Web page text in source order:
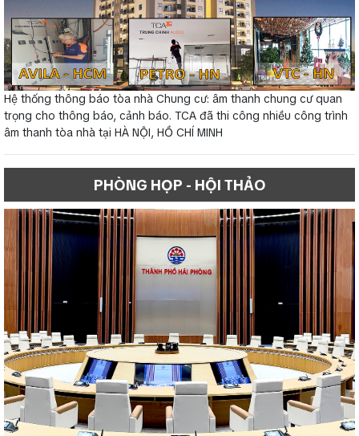
Hệ thống thông báo tòa nhà Chung cư: âm thanh chung cư quan
trọng cho thông báo, cảnh báo. TCA đã thi công nhiều công trình
âm thanh tòa nhà tại HÀ NỘI, HỒ CHÍ MINH
PHÒNG HỌP - HỘI THẢO